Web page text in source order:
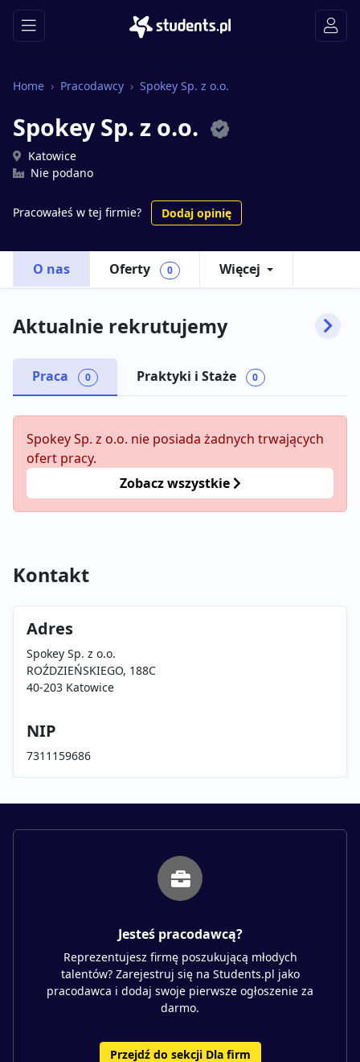
Home Pracodawcy Spokey Sp. z o.o.
Spokey Sp. z o.o.
Katowice
Nie podano
Pracowałeś w tej firmie? Dodaj opinię
O nas Oferty 0 Więcej
Aktualnie rekrutujemy
Praca 0 Praktyki i Staże 0
Spokey Sp. z o.o. nie posiada żadnych trwających
ofert pracy.
Zobacz wszystkie
Kontakt
Adres
Spokey Sp. z o.o.
ROŹDZIEŃSKIEGO, 188C
40-203 Katowice
NIP
7311159686
Jesteś pracodawcą?
Reprezentujesz firmę poszukującą młodych
talentów? Zarejestruj się na Students.pl jako
pracodawca i dodaj swoje pierwsze ogłoszenie za
darmo.
Przejdź do sekcji Dla firm